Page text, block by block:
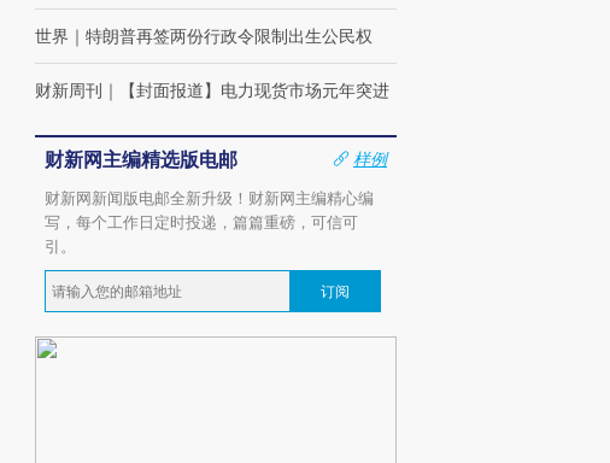
世界 ｜ 特朗普再签两份行政令限制出生公民权
财新周刊 ｜ 【封面报道】电力现货市场元年突进
财新网主编精选版电邮
样例
财新网新闻版电邮全新升级！财新网主编精心编
写，每个工作日定时投递，篇篇重磅，可信可
引。
订阅